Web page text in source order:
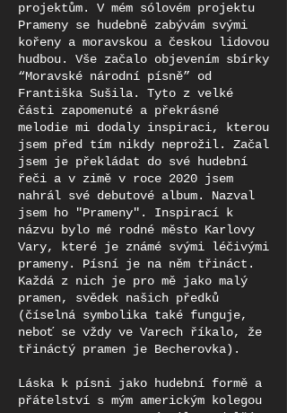
projektům. V mém sólovém projektu
Prameny se hudebně zabývám svými
kořeny a moravskou a českou lidovou
hudbou. Vše začalo objevením sbírky
“Moravské národní písně” od
Františka Sušila. Tyto z velké
části zapomenuté a překrásné
melodie mi dodaly inspiraci, kterou
jsem před tím nikdy neprožil. Začal
jsem je překládat do své hudební
řeči a v zimě v roce 2020 jsem
nahrál své debutové album. Nazval
jsem ho "Prameny". Inspirací k
názvu bylo mé rodné město Karlovy
Vary, které je známé svými léčivými
prameny. Písní je na něm třináct.
Každá z nich je pro mě jako malý
pramen, svědek našich předků
(číselná symbolika také funguje,
neboť se vždy ve Varech říkalo, že
třináctý pramen je Becherovka).
Láska k písni jako hudební formě a
přátelství s mým americkým kolegou